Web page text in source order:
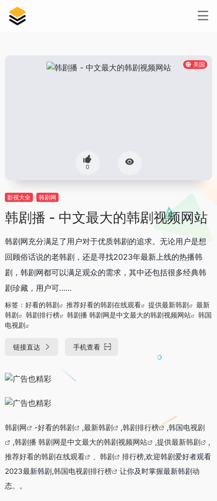
美国
0
影视大全 韩剧网
韩剧播 - 中文最大的韩剧视频网站
韩剧网充分满足了用户对于优质韩剧的追求。无论用户是想
回顾俗话说的老韩剧，还是寻找2023年最新上线的热播韩
剧，韩剧网都可以满足观众的需求，其中还包括很多经典韩
剧珍藏，用户可……
标签： 好看的韩剧 推荐好看的韩剧在线观看 提供最新韩剧
最新
韩剧
韩剧排行榜 韩剧播 韩剧网是中文最大的韩剧视频网站
韩国
电视剧
链接直达 手机查看
韩剧网 -好看的韩剧 ,最新韩剧 ,韩剧排行榜 ,韩国电视剧
,韩剧播 韩剧网是中文最大的韩剧视频网站 ,提供最新韩剧
,
推荐好看的韩剧在线观看
、 韩剧
排行榜,欢迎韩剧爱好者观看
2023最新韩剧,韩国电视剧排行榜
让你及时掌握最新韩剧动
态。。